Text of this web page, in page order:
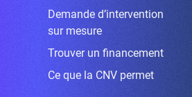
Demande d’intervention
sur mesure
Trouver un financement
Ce que la CNV permet